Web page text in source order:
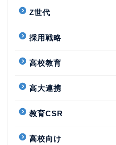
Z世代
採用戦略
高校教育
高大連携
教育CSR
高校向け